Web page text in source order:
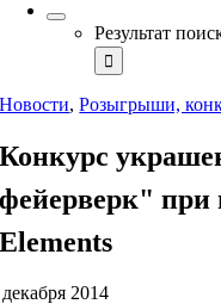
Результат
Новости,Розыгрыши,
Конкурс
фейерверк" при
Elements
2014